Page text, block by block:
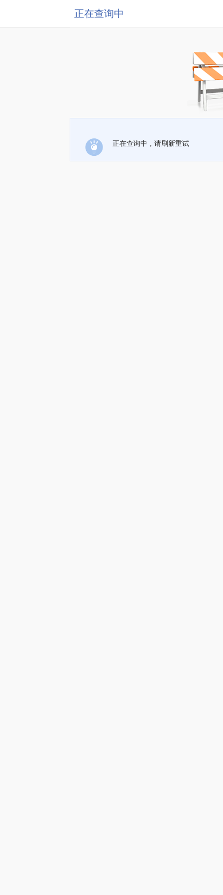
正在查询中
正在查询中，请刷新重试